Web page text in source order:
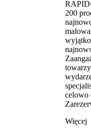
200
celowo
Więcej